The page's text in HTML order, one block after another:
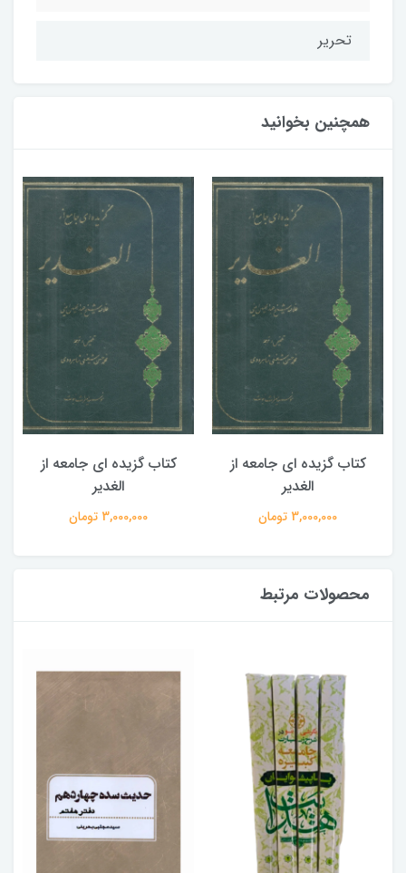
تحریر
همچنین بخوانید
کتاب گزیده ای جامعه از
الغدیر
3,000,000 تومان
کتاب گزیده ای جامعه از
الغدیر
3,000,000 تومان
محصولات مرتبط